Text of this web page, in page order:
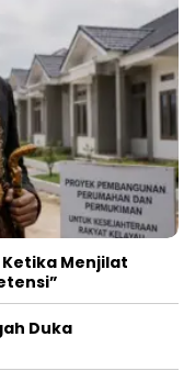
Menjilat
Duka